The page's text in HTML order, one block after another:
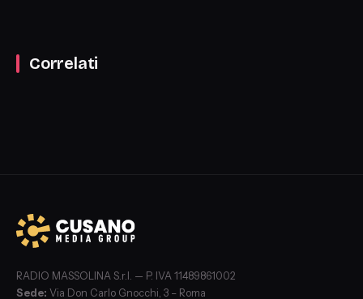
Correlati
RADIO MASSOLINA S.r.l. — P. IVA 11489861002
Sede: Via Don Carlo Gnocchi, 3 – Roma